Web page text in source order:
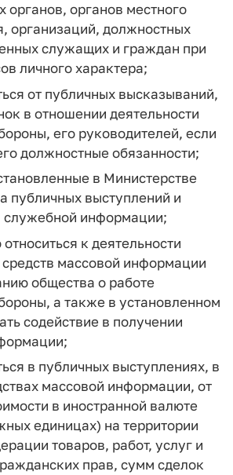
органов, органов местного
организаций, должностных
служащих и граждан при
личного характера;
от публичных высказываний,
в отношении деятельности
его руководителей, если
должностные обязанности;
в Министерстве
публичных выступлений и
служебной информации;
к деятельности
средств массовой информации
общества о работе
а также в установленном
содействие в получении
в публичных выступлениях, в
массовой информации, от
в иностранной валюте
единицах) на территории
товаров, работ, услуг и
прав, сумм сделок